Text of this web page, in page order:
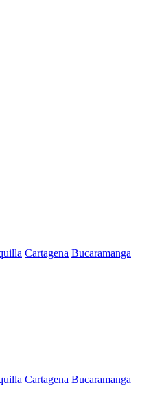
Cartagena Bucaramanga
Cartagena Bucaramanga